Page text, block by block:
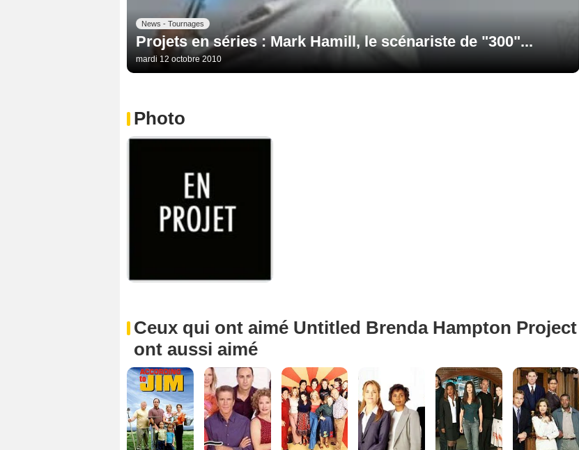
News - Tournages
Projets en séries : Mark Hamill, le scénariste de "300"...
mardi 12 octobre 2010
Photo
Ceux qui ont aimé Untitled Brenda Hampton Project
ont aussi aimé